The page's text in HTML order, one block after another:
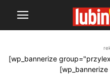
[wp_bannerize
[wp_bannerize